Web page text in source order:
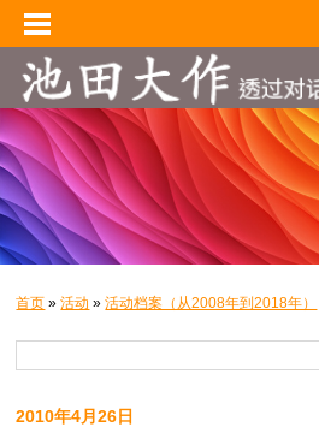
首页 »活动 »活动档案（从2008年到2018年）
2010年4月26日